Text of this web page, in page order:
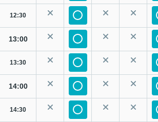
12:30
13:00
13:30
14:00
14:30